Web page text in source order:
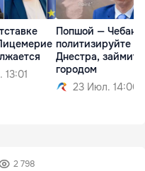
Попшой —
политизируйте
Днестра,
городом
23 Июл. 14:00
2 798